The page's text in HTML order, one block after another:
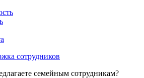
сотрудников
семейным сотрудникам?